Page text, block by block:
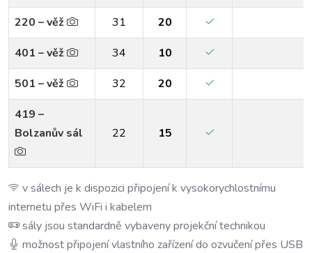
220 – věž 31
20
401 – věž
34
10
501 – věž
32
20
419 –
Bolzanův sál
22 15
v sálech je k dispozici připojení k vysokorychlostnímu
internetu přes WiFi i kabelem
sály jsou standardně vybaveny projekční technikou
možnost připojení vlastního zařízení do ozvučení přes USB